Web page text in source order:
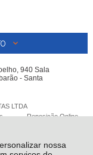
nossa
940 Sala
- Santa
LTDA
-Reposição Online